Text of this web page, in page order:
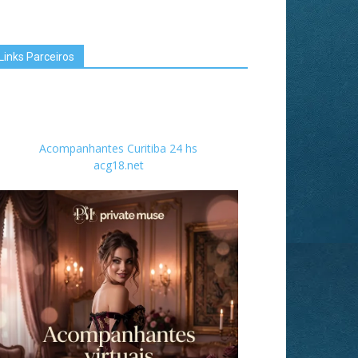
Links Parceiros
Acompanhantes Curitiba 24 hs
acg18.net